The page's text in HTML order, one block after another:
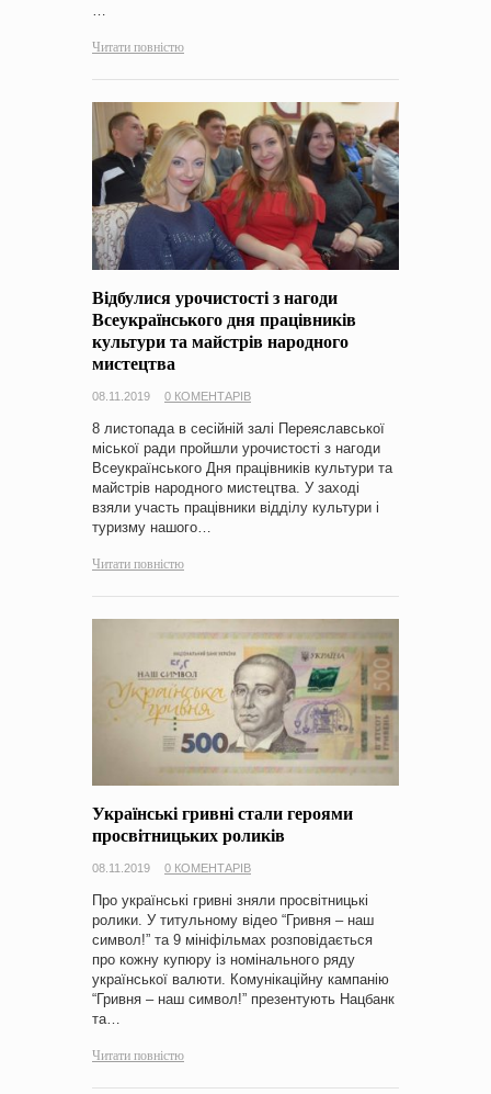
Читати повністю
Відбулися урочистості з нагоди
Всеукраїнського дня працівників
культури та майстрів народного
мистецтва
08.11.2019 0 КОМЕНТАРІВ
8 листопада в сесійній залі Переяславської
міської ради пройшли урочистості з нагоди
Всеукраїнського Дня працівників культури та
майстрів народного мистецтва. У заході
взяли участь працівники відділу культури і
туризму нашого…
Читати повністю
Українські гривні стали героями
просвітницьких роликів
08.11.2019 0 КОМЕНТАРІВ
Про українські гривні зняли просвітницькі
ролики. У титульному відео “Гривня – наш
символ!” та 9 мініфільмах розповідається
про кожну купюру із номінального ряду
української валюти. Комунікаційну кампанію
“Гривня – наш символ!” презентують Нацбанк
та…
Читати повністю